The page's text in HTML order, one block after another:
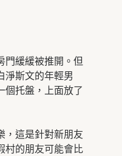
門緩緩被推開。但
淨斯文的年輕男
個托盤，上面放了
，這是針對新朋友
村的朋友可能會比